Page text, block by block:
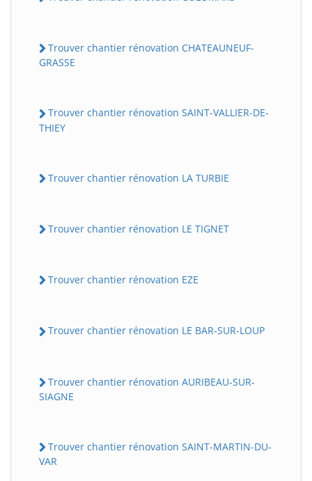
Trouver chantier rénovation CHATEAUNEUF-
GRASSE
Trouver chantier rénovation SAINT-VALLIER-DE-
THIEY
Trouver chantier rénovation LA TURBIE
Trouver chantier rénovation LE TIGNET
Trouver chantier rénovation EZE
Trouver chantier rénovation LE BAR-SUR-LOUP
Trouver chantier rénovation AURIBEAU-SUR-
SIAGNE
Trouver chantier rénovation SAINT-MARTIN-DU-
VAR